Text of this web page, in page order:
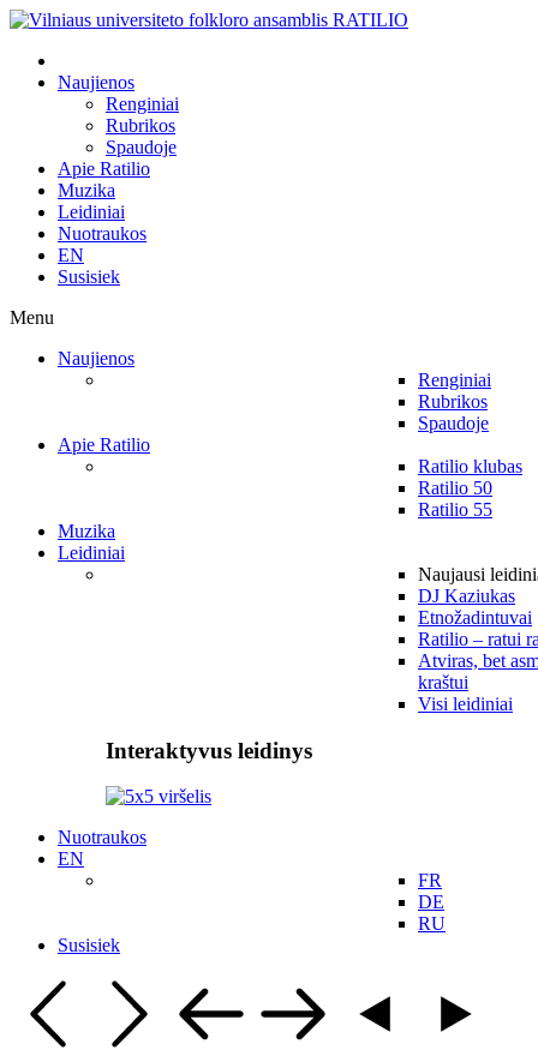
Naujienos
Renginiai
Rubrikos
Spaudoje
Apie Ratilio
Muzika
Leidiniai
Nuotraukos
EN
Susisiek
Menu
Naujienos
Renginiai
Rubrikos
Spaudoje
Apie Ratilio
Ratilio klubas
Ratilio 50
Ratilio 55
Muzika
Leidiniai
Naujausi
DJ Kaziukas
Etnožadintuvai
Ratilio – ratui
Atviras, bet
kraštui
Visi leidiniai
Interaktyvus leidinys
Nuotraukos
EN
FR
DE
RU
Susisiek